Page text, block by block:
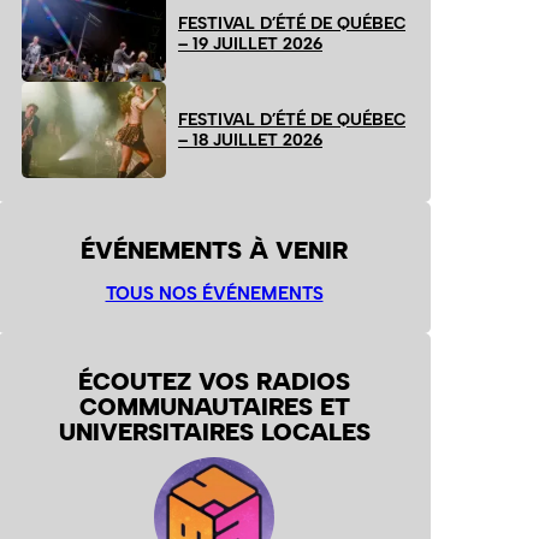
FESTIVAL D’ÉTÉ DE QUÉBEC
– 19 JUILLET 2026
FESTIVAL D’ÉTÉ DE QUÉBEC
– 18 JUILLET 2026
ÉVÉNEMENTS À VENIR
TOUS NOS ÉVÉNEMENTS
ÉCOUTEZ VOS RADIOS
COMMUNAUTAIRES ET
UNIVERSITAIRES LOCALES